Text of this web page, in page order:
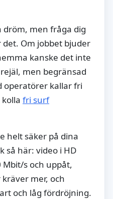
dröm, men fråga dig
Om jobbet bjuder
kanske det inte
men begränsad
operatörer kallar fri
fri surf
helt säker på dina
så här: video i HD
s och uppåt,
mer, och
och låg fördröjning.